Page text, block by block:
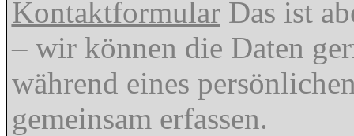
KontaktformularDas ist
– wir können die Daten
während eines
gemeinsam erfassen.